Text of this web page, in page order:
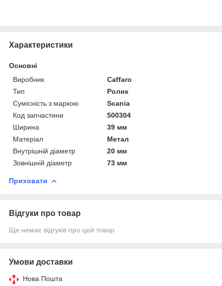
Характеристики
Основні
Виробник
Caffaro
Тип
Ролик
Сумісність з маркою
Scania
Код запчастини
500304
Ширина
39 мм
Матеріал
Метал
Внутрішній діаметр
20 мм
Зовнішній діаметр
73 мм
Приховати
Відгуки про товар
Ще немає відгуків про цей товар
Умови доставки
Нова Пошта